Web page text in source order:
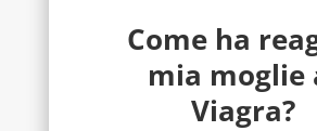
Come ha
mia moglie
Viagra?